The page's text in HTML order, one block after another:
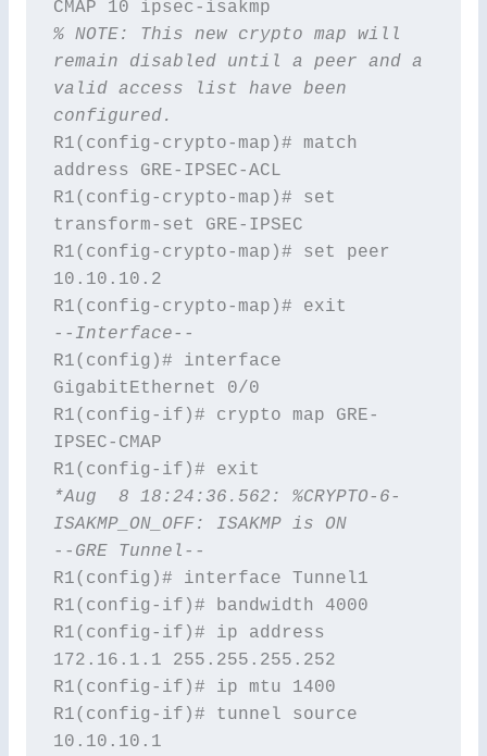
% NOTE: This new crypto map will
remain disabled until a peer and a
valid access list have been
configured.
R1(config-crypto-map)# match
address GRE-IPSEC-ACL
R1(config-crypto-map)# set
transform-set GRE-IPSEC
R1(config-crypto-map)# set peer
10.10.10.2
--Interface--
R1(config)# interface
GigabitEthernet 0/0
R1(config-if)# crypto map GRE-
IPSEC-CMAP
*Aug  8 18:24:36.562: %CRYPTO-6-
ISAKMP_ON_OFF: ISAKMP is ON
-- GRE Tunnel--
R1(config)# interface Tunnel1
R1(config-if)# bandwidth 4000
R1(config-if)# ip address
172.16.1.1 255.255.255.252
R1(config-if)# ip mtu 1400
R1(config-if)# tunnel source
10.10.10.1